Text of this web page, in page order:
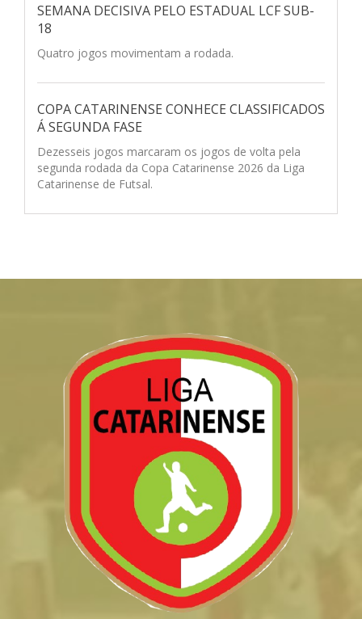
SEMANA DECISIVA PELO ESTADUAL LCF SUB-
18
Quatro jogos movimentam a rodada.
COPA CATARINENSE CONHECE CLASSIFICADOS
Á SEGUNDA FASE
Dezesseis jogos marcaram os jogos de volta pela
segunda rodada da Copa Catarinense 2026 da Liga
Catarinense de Futsal.